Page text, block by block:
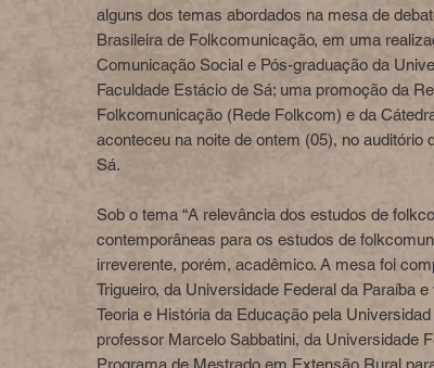
alguns dos temas abordados na mesa de
Brasileira de Folkcomunicação, em uma
Comunicação Social e Pós-graduação da
Faculdade Estácio de Sá; uma promoção da
Folkcomunicação (Rede Folkcom) e da
aconteceu na noite de ontem (05), no
Sá.
Sob o tema “A relevância dos estudos de
contemporâneas para os estudos de
irreverente, porém, acadêmico. A mesa foi
Trigueiro, da Universidade Federal da Paraíba
Teoria e História da Educação pela
professor Marcelo Sabbatini, da Universidade
Programa de Mestrado em Extensão Rural